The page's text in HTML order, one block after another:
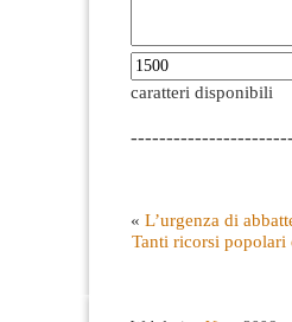
caratteri disponibili
« L’urgenza di
Tanti ricorsi popolari